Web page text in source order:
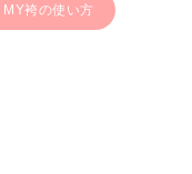
MY袴の使い方